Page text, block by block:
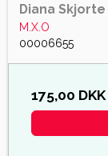
Diana Skjorte
M.X.O
00006655
175,00 DKK